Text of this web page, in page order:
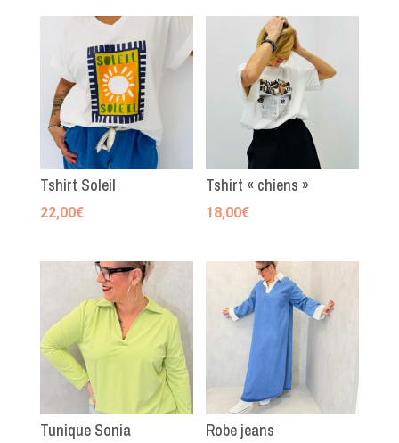
Tshirt Soleil
22,00€
Tshirt « chiens »
18,00€
Tunique Sonia Robe jeans